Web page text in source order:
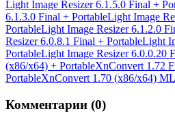
Light Image Resizer 6.1.5.0 Final +
6.1.3.0 Final + PortableLight Image
PortableLight Image Resizer 6.1.2.0
Resizer 6.0.8.1 Final + PortableLight
PortableLight Image Resizer 6.0.0.20
(x86/x64) + PortableXnConvert 1.72
PortableXnConvert 1.70 (x86/x64)
Комментарии (0)